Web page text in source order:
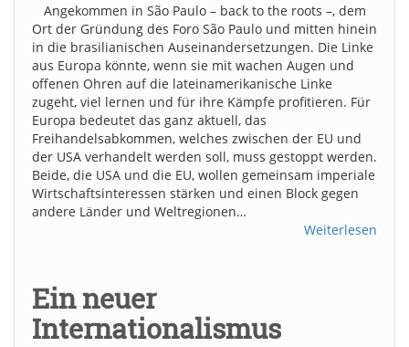
Angekommen in São Paulo – back to the roots –, dem
Ort der Gründung des Foro São Paulo und mitten hinein
in die brasilianischen Auseinandersetzungen. Die Linke
aus Europa könnte, wenn sie mit wachen Augen und
offenen Ohren auf die lateinamerikanische Linke
zugeht, viel lernen und für ihre Kämpfe profitieren. Für
Europa bedeutet das ganz aktuell, das
Freihandelsabkommen, welches zwischen der EU und
der USA verhandelt werden soll, muss gestoppt werden.
Beide, die USA und die EU, wollen gemeinsam imperiale
Wirtschaftsinteressen stärken und einen Block gegen
andere Länder und Weltregionen…
Weiterlesen
Ein neuer
Internationalismus